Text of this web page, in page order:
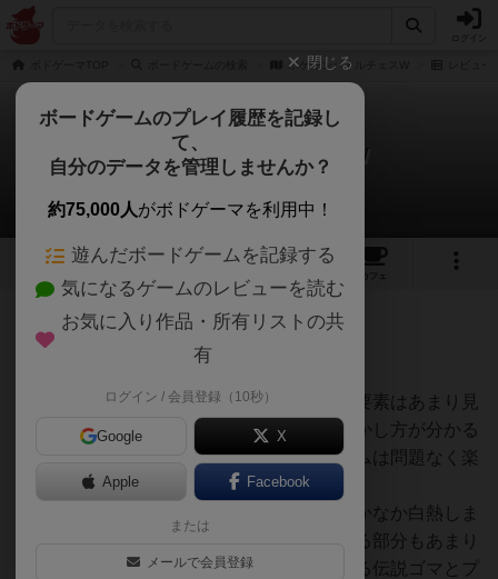
ポケモンバトルチェスW
ポケモンバトルチェスW
hickoryさんのレビュー
1 1
カフェ
207名 0名 0 10年弱前
チェスと謳いつつも特にそちらに特化した要素はあまり見
受けられません。チェスや将棋はコマの動かし方が分かる
程度で下手くそなのですが、こちらのゲームは問題なく楽
しめました。
子どもと遊ぶために購入したのですが、なかなか白熱しま
す。ひねりが効いててこれはすごい！となる部分もあまり
なく、強いて言うならゲームの特徴でもある伝説ゴマとプ
閉じる
ボードゲームのプレイ履歴を記録し
て、
自分のデータを管理しませんか？
約75,000人がボドゲーマを利用中！
遊んだボードゲームを記録する
気になるゲームのレビューを読む
お気に入り作品・所有リストの共
有
ログイン / 会員登録（10秒）
Google X
Apple Facebook
または
メールで会員登録